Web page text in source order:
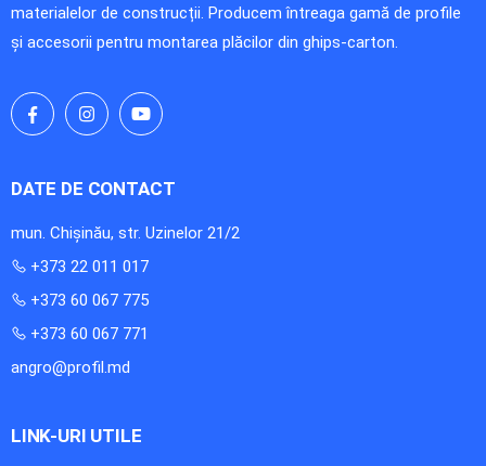
materialelor de construcții. Producem întreaga gamă de profile
și accesorii pentru montarea plăcilor din ghips-carton.
DATE DE CONTACT
mun. Chișinău, str. Uzinelor 21/2
+373 22 011 017
+373 60 067 775
+373 60 067 771
angro@profil.md
LINK-URI UTILE